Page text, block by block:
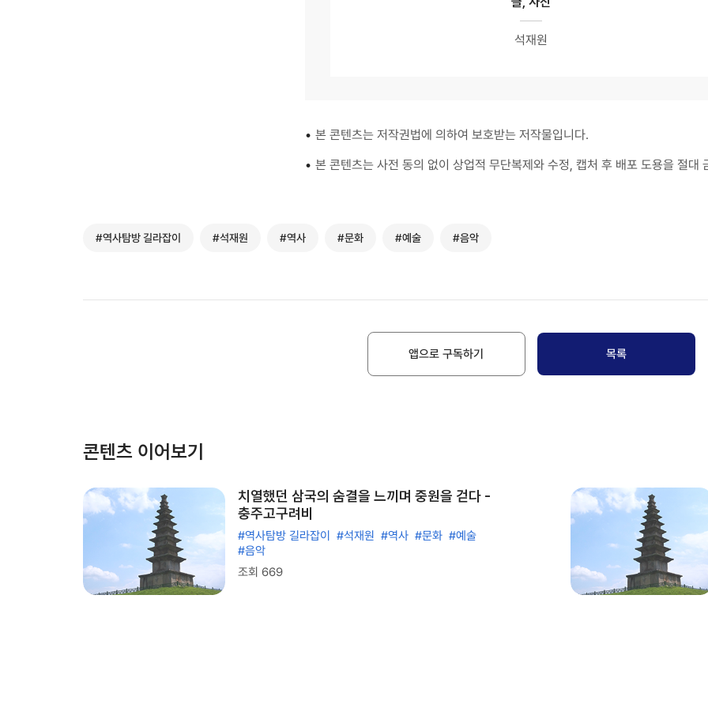
석재원
• 본 콘텐츠는 저작권법에 의하여 보호받는 저작물입니다.
• 본 콘텐츠는 사전 동의 없이 상업적 무단복제와 수정, 캡처 후 배포 도용을 절대
#역사탐방 길라잡이 #석재원 #역사 #문화 #예술 #음악
앱으로 구독하기 목록
콘텐츠 이어보기
치열했던 삼국의 숨결을 느끼며 중원을 걷다 -
충주고구려비
#역사탐방 길라잡이 #석재원 #역사 #문화 #예술
#음악
조회 669